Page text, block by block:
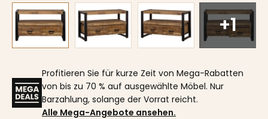
+1
Profitieren Sie für kurze Zeit von Mega-Rabatten
von bis zu 70 % auf ausgewählte Möbel. Nur
Barzahlung, solange der Vorrat reicht.
Alle Mega-Angebote ansehen.